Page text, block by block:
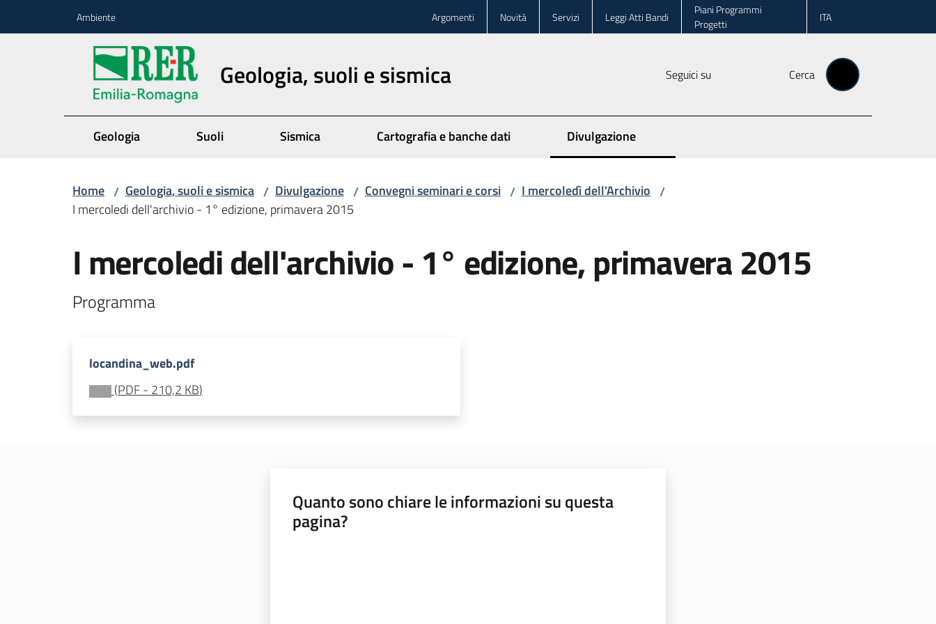
Ambiente Argomenti Novità Servizi Leggi Atti Bandi
Piani Programmi
Progetti
ITA
Geologia, suoli e sismica Seguici su Cerca
Geologia Suoli Sismica Cartografia e banche dati Divulgazione
Home / Geologia, suoli e sismica / Divulgazione / Convegni seminari e corsi / I mercoledì dell'Archivio /
I mercoledi dell'archivio - 1° edizione, primavera 2015
I mercoledi dell'archivio - 1° edizione, primavera 2015
Programma
locandina_web.pdf
(PDF- 210,2 KB)
Quanto sono chiare le informazioni su questa
pagina?